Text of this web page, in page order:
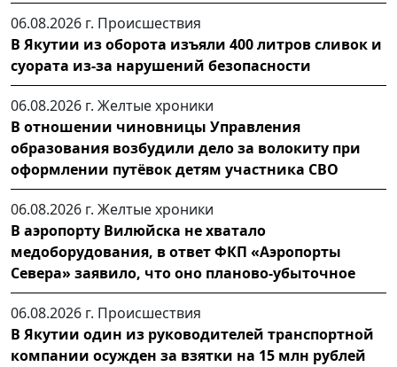
06.08.2026 г. Происшествия
В Якутии из оборота изъяли 400 литров сливок и
суората из-за нарушений безопасности
06.08.2026 г. Желтые хроники
В отношении чиновницы Управления
образования возбудили дело за волокиту при
оформлении путёвок детям участника СВО
06.08.2026 г. Желтые хроники
В аэропорту Вилюйска не хватало
медоборудования, в ответ ФКП «Аэропорты
Севера» заявило, что оно планово-убыточное
06.08.2026 г. Происшествия
В Якутии один из руководителей транспортной
компании осужден за взятки на 15 млн рублей